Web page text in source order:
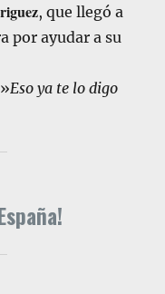
, que llegó a
por ayudar a su
Eso ya te lo digo